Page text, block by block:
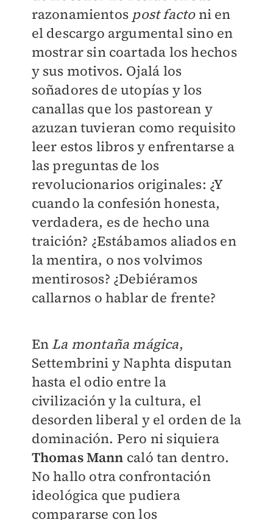
razonamientos post factoni en
el descargo argumental sino en
mostrar sin coartada los hechos
y sus motivos. Ojalá los
soñadores de utopías y los
canallas que los pastorean y
azuzan tuvieran como requisito
leer estos libros y enfrentarse a
las preguntas de los
revolucionarios originales: ¿Y
cuando la confesión honesta,
verdadera, es de hecho una
traición? ¿Estábamos aliados en
la mentira, o nos volvimos
mentirosos? ¿Debiéramos
callarnos o hablar de frente?
En La montaña mágica,
Settembrini y Naphta disputan
hasta el odio entre la
civilización y la cultura, el
desorden liberal y el orden de la
dominación. Pero ni siquiera
Thomas Mann caló tan dentro.
No hallo otra confrontación
ideológica que pudiera
compararse con los